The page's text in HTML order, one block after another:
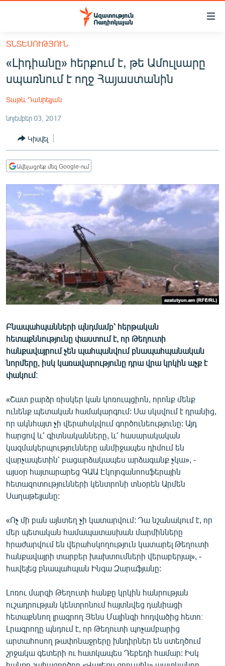
Մատչելիության
հիմնական
բովանդակությանը
հիմնական
մենյուին
ՀԱՅԱՍՏԱՆ
ՔԱՂԱՔԱԿԱՆ
ԸՆՏՐՈՒԹՅՈՒՆՆԵՐ 2026
ԻՐԱՎՈՒՆՔ
ՀԱՍԱՐԱԿՈՒԹՅՈՒՆ
ՏՆՏԵՍՈՒԹՅՈՒՆ
ՊԱՏԵՐԱԶՄԻ 6 ՇԱԲԱԹՆԵՐԸ
ՏԱՐԱԾԱՇՐՋԱՆ
ՄՇԱԿՈՒՅԹ
ՍՊՈՐՏ
ՄԵԿՆԱԲԱՆՈՒԹՅՈՒՆ
ՏՏ ԵՒ ԻՆՏԵՐՆԵՏ
ԿՈՐՈՆԱՎԻՐՈՒՍ
ԱՐԽԻՎ
ՏԵՍԱՆՅՈՒԹԵՐ
ԲԱՆԱՎԵՃ
ՁԳՏԵԼՈՎ ԼԱՎԱԳՈՒՅՆԻՆ
ՓՈԴՔԱՍԹ
Հայերեն
English
Русский
«Ազատության» բոլոր կայքերը
ՏՆՏԵՍՈՒԹՅՈՒՆ
«Լիդիանը» հերքում է, թե Ամուլսարը
սպառնում է ողջ Հայաստանին
Տաթև Դանիելյան
նոյեմբեր 03, 2017
Կիսվել
Ավելացրեք մեզ Google-ում
Բնապահպանների պնդմամբ՝ հերթական
հետաքննությունը փաստում է, որ Թեղուտի
հանքավայրում չեն պահպանվում բնապահպանական
նորմերը, իսկ կառավարությունը դրա վրա կրկին աչք է
փակում։
«Շատ բարձր ռիսկեր կան կոռուպցիոն, որոնք մենք
ունենք պետական համակարգում: Սա սկսվում է դրանից,
որ ակնհայտ չի վերահսկվում գործունեությունը: Այդ
հարցով և՛ գիտնականները, և՛ հասարակական
կազմակերպությունները անմիջապես դիմում են
վարչապետին՝ բացարձակապես արձագանք չկա», -
այսօր հայտարարեց ԳԱԱ Էկոլոգանոոսֆերային
հետազոտությունների կենտրոնի տնօրեն Արմեն
Սաղաթելյանը:
«Ոչ մի բան այնտեղ չի կատարվում: Դա նշանակում է, որ
մեր պետական համապատասխան մարմինները
հրաժարվում են վերահսկողություն կատարել Թեղուտի
հանքավայրի տարբեր խախտումների վերաբերյալ», -
հավելեց բնապահպան Ինգա Զարաֆյանը:
Լոռու մարզի Թեղուտի հանքը կրկին հանրության
ուշադրության կենտրոնում հայտնվեց դանիացի
հետաքննող լրագրող Յենս Մալինգի հոդվածից հետո։
Լրագրողը պնդում է, որ Թեղուտի պոչամբարից
արտահոսող թափոնաջրերը խնդիրներ են ստեղծում
շրջակա գետերի ու հատկապես Դեբեդի համար: Իսկ